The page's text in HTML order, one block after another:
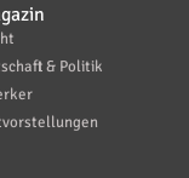
& Politik